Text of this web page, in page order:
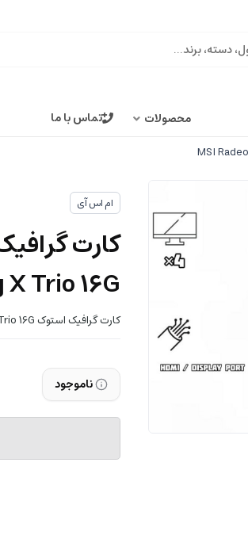
محصولات تماس با ما
ام اس آی
Trio 16G
کارت گرافیک استوک MSI Radeon RX 6800 XT Gaming X Trio 16G
ناموجود